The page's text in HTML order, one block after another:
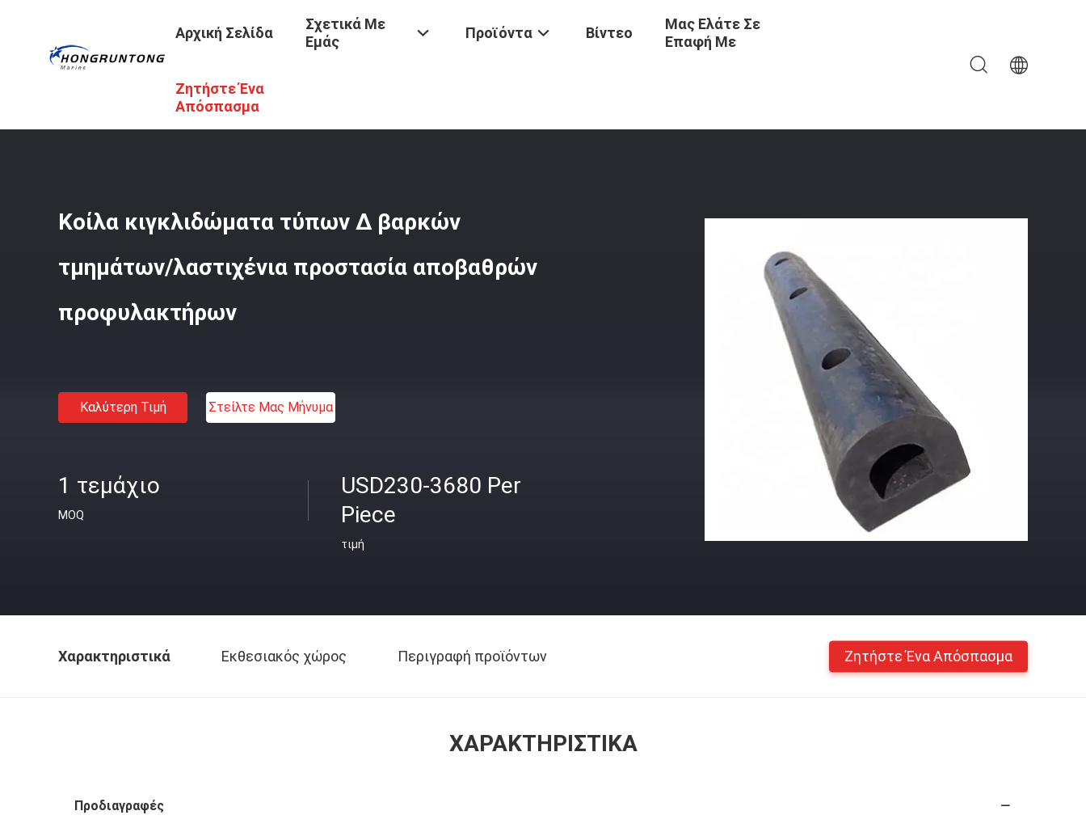
Αρχική Σελίδα
Σχετικά Με
Εμάς
Προϊόντα Βίντεο
Μας Ελάτε Σε
Επαφή Με
Ζητήστε Ένα
Απόσπασμα
Προϊόντα / Κιγκλιδώματα Τύπων Δ
Κοίλα κιγκλιδώματα τύπων Δ βαρκών
τμημάτων/λαστιχένια προστασία αποβαθρών
προφυλακτήρων
Καλύτερη Τιμή Στείλτε Μας Μήνυμα
1 τεμάχιο
MOQ
USD230-3680 Per
Piece
τιμή
Χαρακτηριστικά Εκθεσιακός χώρος Περιγραφή προϊόντων Ζητήστε Ένα Απόσπασμα
ΧΑΡΑΚΤΗΡΙΣΤΙΚΆ
Προδιαγραφές